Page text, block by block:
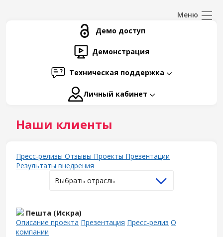
Демо доступ
Демонстрация
Техническая поддержка
Личный кабинет
Наши клиенты
Пресс-релизы Отзывы Проекты Презентации
Результаты внедрения
Выбрать отрасль
Пешта (Искра)
Описание проекта Презентация Пресс-релиз О
компании